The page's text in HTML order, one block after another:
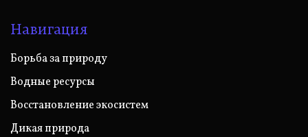
Навигация
Борьба за природу
Водные ресурсы
Восстановление экосистем
Дикая природа